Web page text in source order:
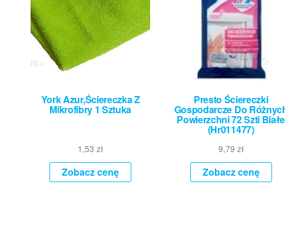
York Azur,Ściereczka Z
Mikrofibry 1 Sztuka
1,53zł
Zobacz cenę
Presto Ściereczki
Gospodarcze Do
Powierzchni 72 Szti Białe
(Hr011477)
9,79 zł
Zobacz cenę